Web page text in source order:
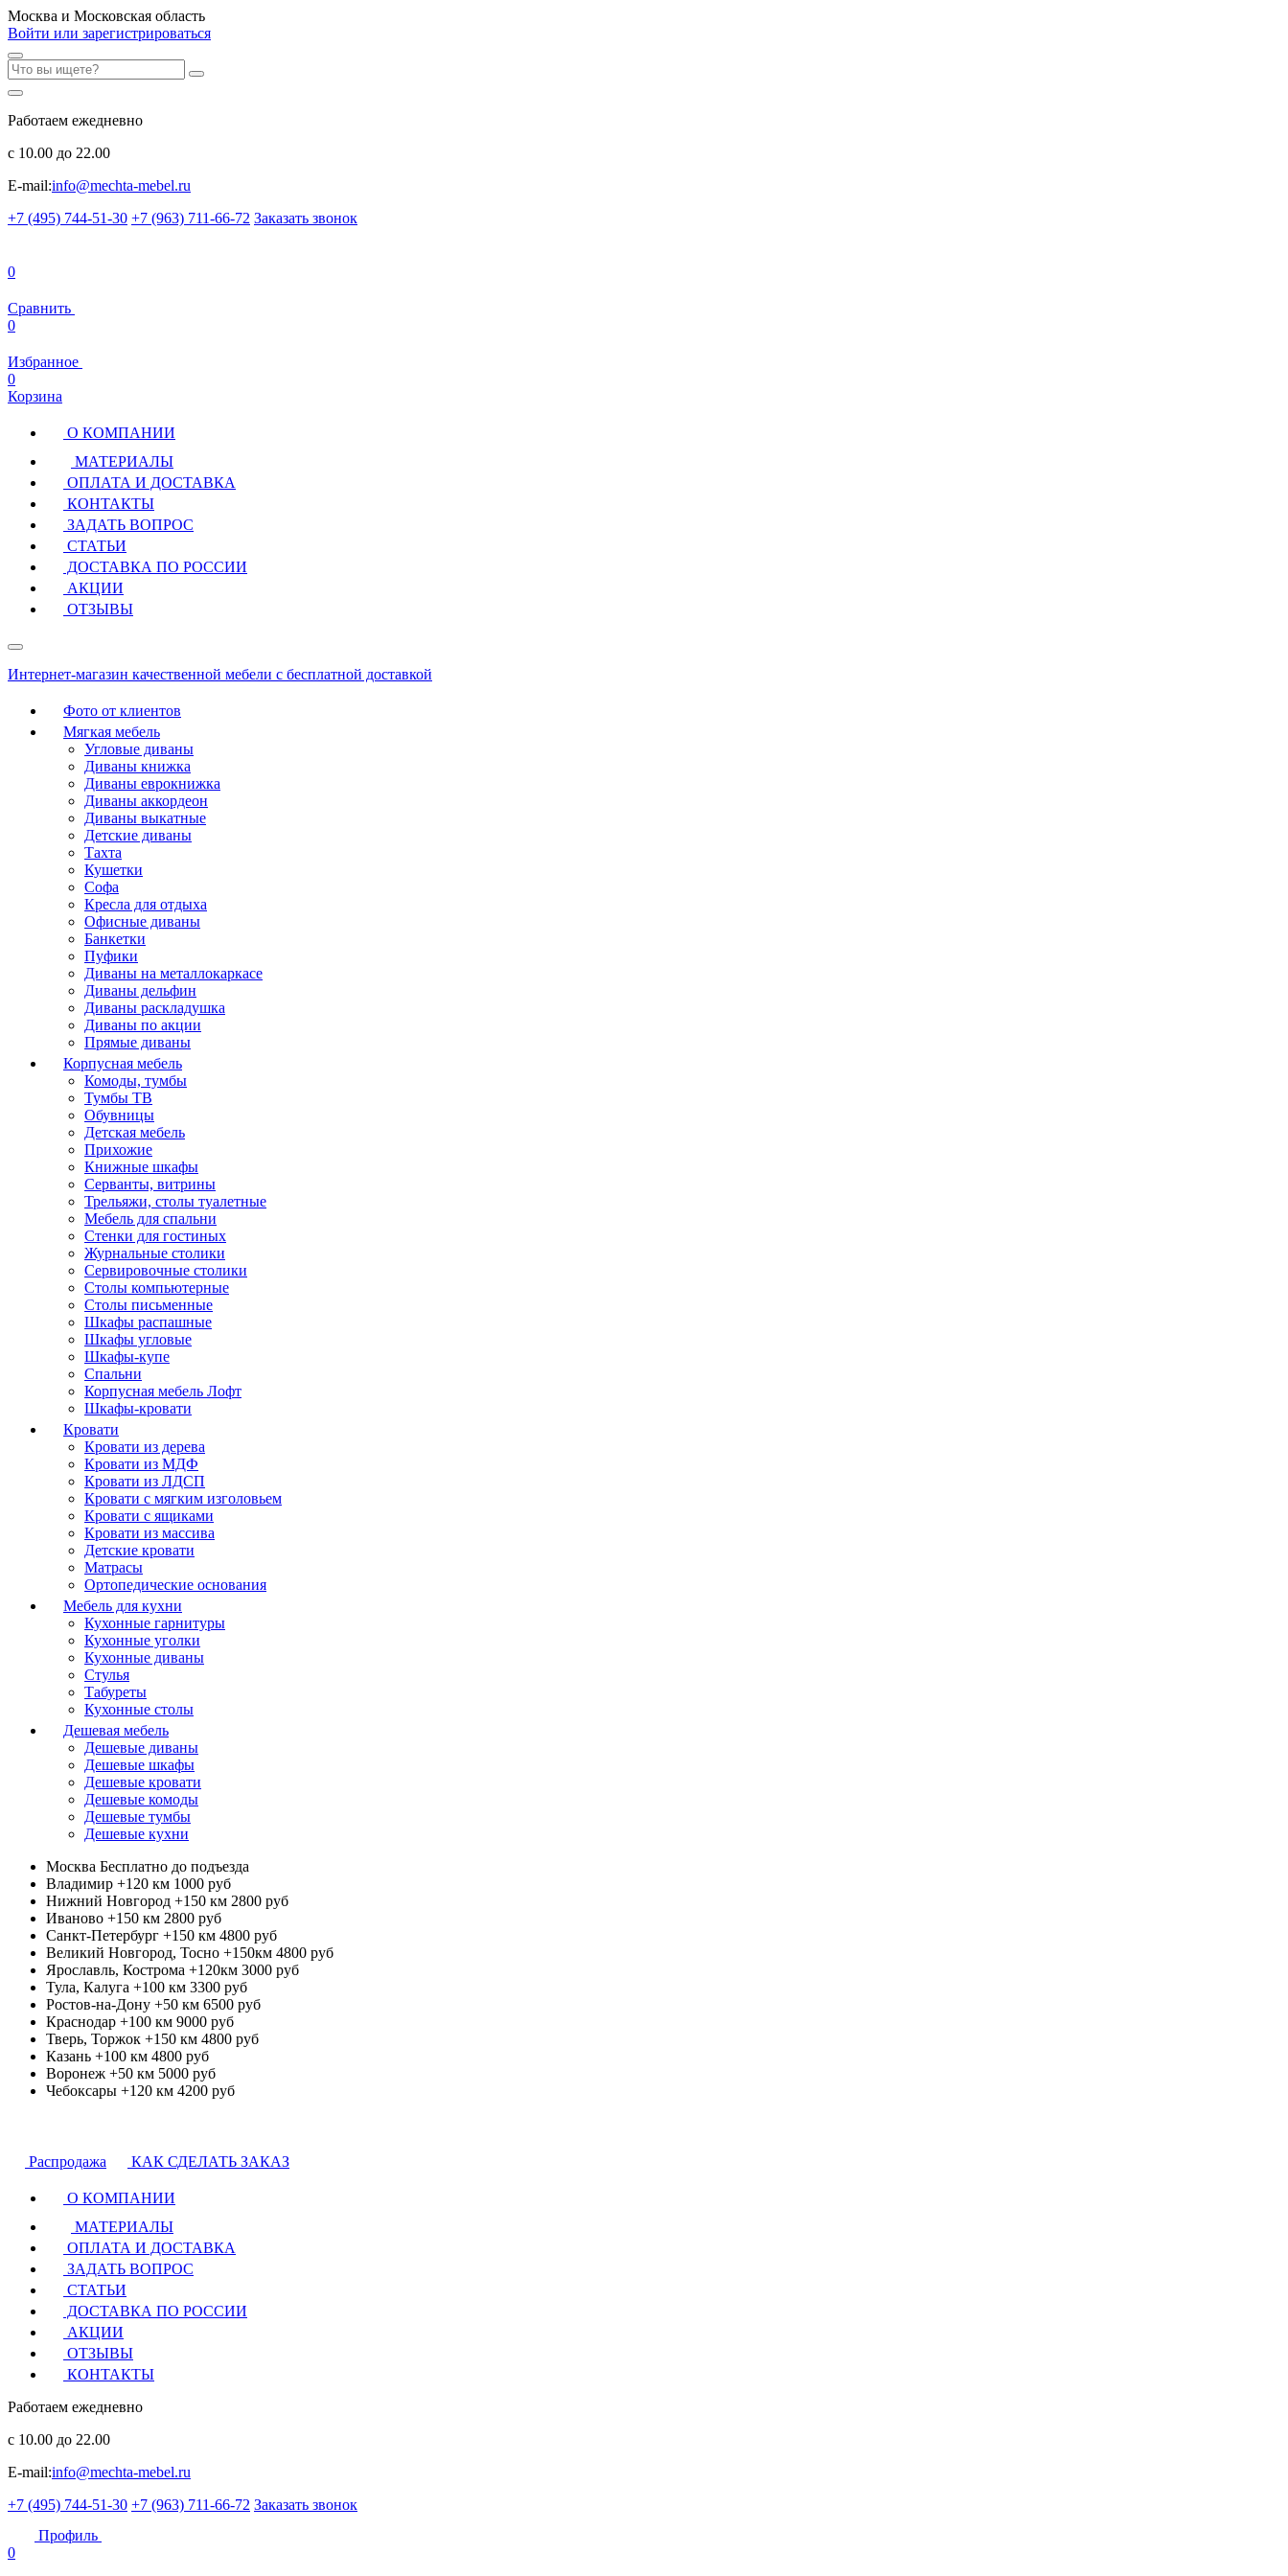
Москва и Московская область
Войти или зарегистрироваться
Работаем ежедневно
с 10.00 до 22.00
E-mail:info@mechta-mebel.ru
+7 (495) 744-51-30 +7 (963) 711-66-72 Заказать звонок
0
Сравнить
0
Избранное
0
Корзина
О КОМПАНИИ
МАТЕРИАЛЫ
ОПЛАТА И ДОСТАВКА
КОНТАКТЫ
ЗАДАТЬ ВОПРОС
СТАТЬИ
ДОСТАВКА ПО РОССИИ
АКЦИИ
ОТЗЫВЫ
Интернет-магазин качественной мебели с бесплатной доставкой
Фото от клиентов
Мягкая мебель
Угловые диваны
Диваны книжка
Диваны еврокнижка
Диваны аккордеон
Диваны выкатные
Детские диваны
Тахта
Кушетки
Софа
Кресла для отдыха
Офисные диваны
Банкетки
Пуфики
Диваны на металлокаркасе
Диваны дельфин
Диваны раскладушка
Диваны по акции
Прямые диваны
Корпусная мебель
Комоды, тумбы
Тумбы ТВ
Обувницы
Детская мебель
Прихожие
Книжные шкафы
Серванты, витрины
Трельяжи, столы туалетные
Мебель для спальни
Стенки для гостиных
Журнальные столики
Сервировочные столики
Столы компьютерные
Столы письменные
Шкафы распашные
Шкафы угловые
Шкафы-купе
Спальни
Корпусная мебель Лофт
Шкафы-кровати
Кровати
Кровати из дерева
Кровати из МДФ
Кровати из ЛДСП
Кровати с мягким изголовьем
Кровати с ящиками
Кровати из массива
Детские кровати
Матрасы
Ортопедические основания
Мебель для кухни
Кухонные гарнитуры
Кухонные уголки
Кухонные диваны
Стулья
Табуреты
Кухонные столы
Дешевая мебель
Дешевые диваны
Дешевые шкафы
Дешевые кровати
Дешевые комоды
Дешевые тумбы
Дешевые кухни
Москва Бесплатно до подъезда
Владимир +120 км 1000 руб
Нижний Новгород +150 км 2800 руб
Иваново +150 км 2800 руб
Санкт-Петербург +150 км 4800 руб
Великий Новгород, Тосно +150км 4800 руб
Ярославль, Кострома +120км 3000 руб
Тула, Калуга +100 км 3300 руб
Ростов-на-Дону +50 км 6500 руб
Краснодар +100 км 9000 руб
Тверь, Торжок +150 км 4800 руб
Казань +100 км 4800 руб
Воронеж +50 км 5000 руб
Чебоксары +120 км 4200 руб
Распродажа КАК СДЕЛАТЬ ЗАКАЗ
О КОМПАНИИ
МАТЕРИАЛЫ
ОПЛАТА И ДОСТАВКА
ЗАДАТЬ ВОПРОС
СТАТЬИ
ДОСТАВКА ПО РОССИИ
АКЦИИ
ОТЗЫВЫ
КОНТАКТЫ
Работаем ежедневно
с 10.00 до 22.00
E-mail:info@mechta-mebel.ru
+7 (495) 744-51-30 +7 (963) 711-66-72 Заказать звонок
Профиль
0